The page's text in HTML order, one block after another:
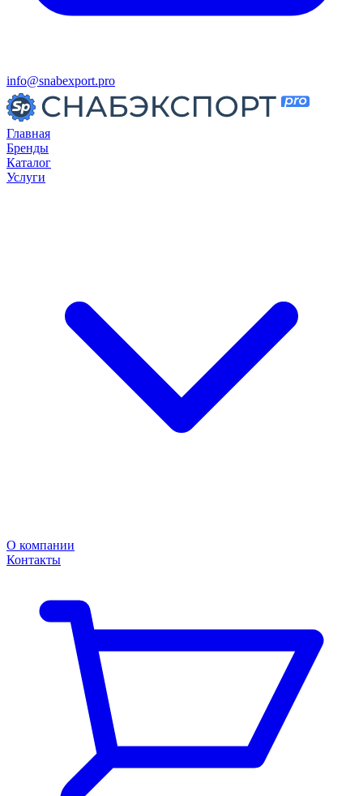
info@snabexport.pro
Главная
Бренды
Каталог
Услуги
О компании
Контакты